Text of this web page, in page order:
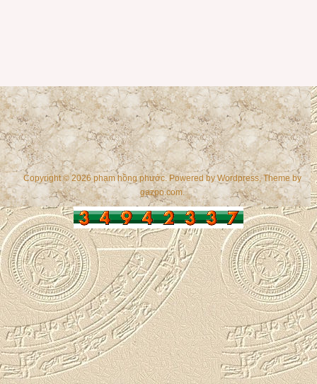
Copyright © 2026 phạm hồng phước. Powered byWordpress, Theme by
gazpo.com.